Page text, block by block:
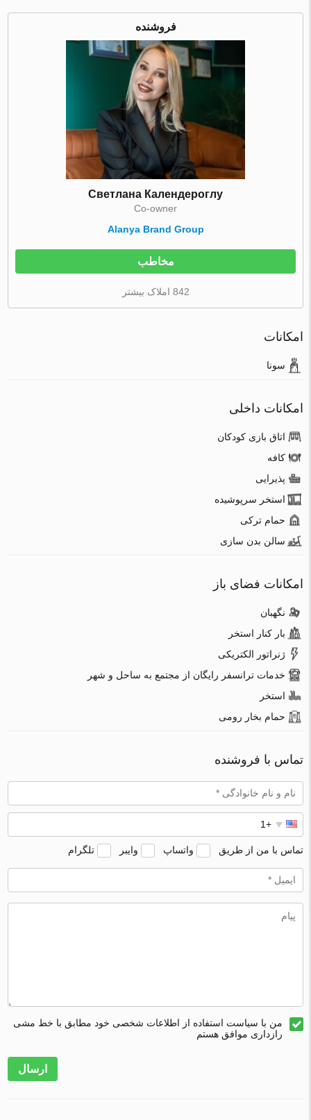
فروشنده
Светлана Календероглу
Co-owner
Alanya Brand Group
مخاطب
842 املاک بیشتر
امکانات
سونا
امکانات داخلی
اتاق بازی کودکان
کافه
پذیرایی
استخر سرپوشیده
حمام ترکی
سالن بدن سازی
امکانات فضای باز
نگهبان
بار کنار استخر
ژنراتور الکتریکی
خدمات ترانسفر رایگان از مجتمع به ساحل و شهر
استخر
حمام بخار رومی
تماس با فروشنده
تماس با من از طریق واتساپ وایبر تلگرام
من با سیاست استفاده از اطلاعات شخصی خود مطابق با خط مشی
رازداری موافق هستم
ارسال